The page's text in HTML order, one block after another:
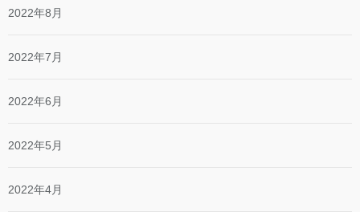
2022年8月
2022年7月
2022年6月
2022年5月
2022年4月